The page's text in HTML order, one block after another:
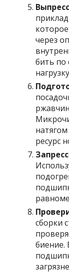
через
бить по
ресурс
сборки
биение.